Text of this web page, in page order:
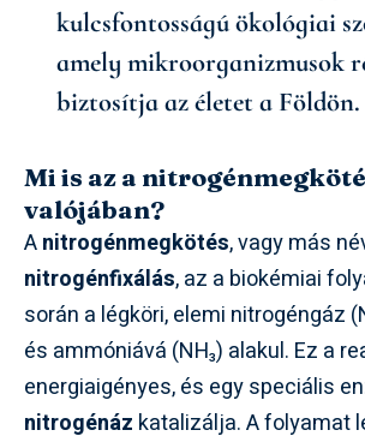
kulcsfontosságú ökológiai
amely mikroorganizmusok
biztosítja az életet a Földön.
Mi is az a
valójában?
Anitrogénmegkötés, vagy más
nitrogénfixálás, az a biokémiai
során a légköri, elemi nitrogéngáz
és ammóniává (NH₃) alakul. Ez a
energiaigényes, és egy speciális
nitrogénáz katalizálja. A folyamat